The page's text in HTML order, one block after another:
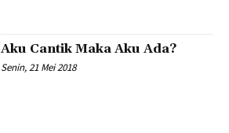
Aku Cantik Maka Aku Ada?
Senin, 21 Mei 2018